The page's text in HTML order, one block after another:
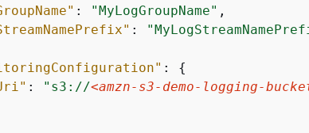
: "MyLogGroupName" ,
:
: {
: "s3://<amzn-s3-demo-logging-